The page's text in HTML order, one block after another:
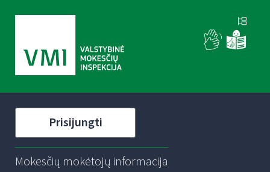
Prisijungti
Mokesčių mokėtojų informacija